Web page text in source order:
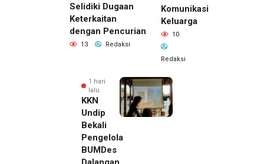
Selidiki Dugaan
Keterkaitan
dengan Pencurian
13 Redaksi
Komunikasi
Keluarga
10
Redaksi
1 hari
lalu
KKN
Undip
Bekali
Pengelola
BUMDes